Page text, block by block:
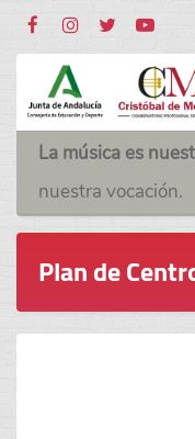
La música es
nuestra vocación.
Plan de